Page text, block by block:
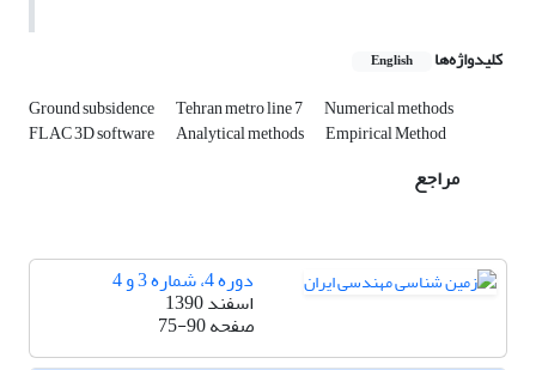
کلیدواژه‌ها English
Ground subsidence Tehran metro line 7 Numerical methods
FLAC 3D software Analytical methods Empirical Method
مراجع
دوره 4، شماره 3 و 4
اسفند 1390
صفحه75-90